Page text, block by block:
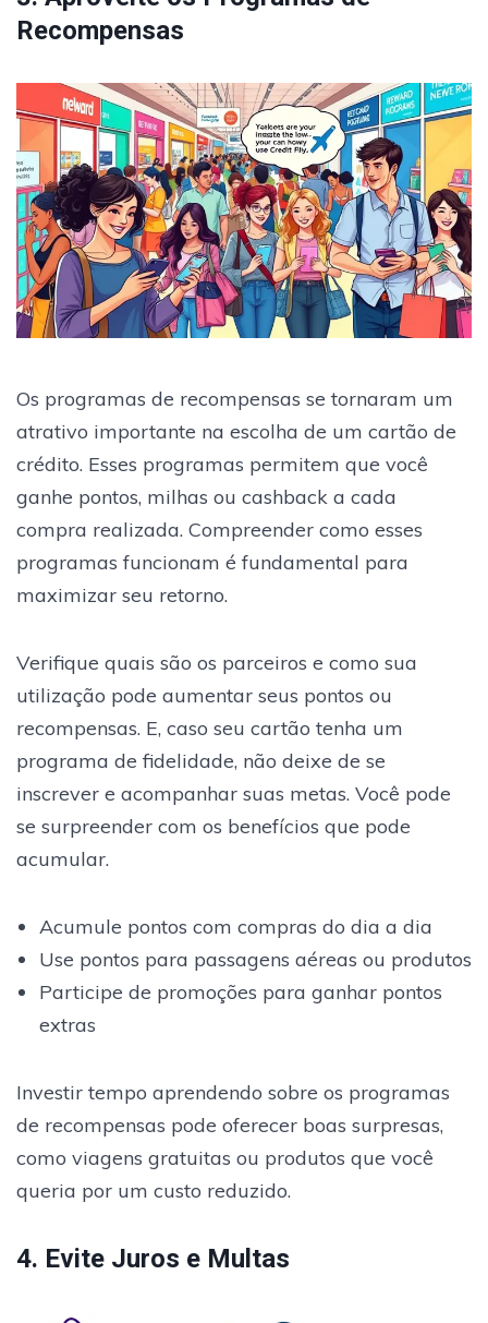
Recompensas
Os programas de recompensas se tornaram um
atrativo importante na escolha de um cartão de
crédito. Esses programas permitem que você
ganhe pontos, milhas ou cashback a cada
compra realizada. Compreender como esses
programas funcionam é fundamental para
maximizar seu retorno.
Verifique quais são os parceiros e como sua
utilização pode aumentar seus pontos ou
recompensas. E, caso seu cartão tenha um
programa de fidelidade, não deixe de se
inscrever e acompanhar suas metas. Você pode
se surpreender com os benefícios que pode
acumular.
Acumule pontos com compras do dia a dia
Use pontos para passagens aéreas ou produtos
Participe de promoções para ganhar pontos
extras
Investir tempo aprendendo sobre os programas
de recompensas pode oferecer boas surpresas,
como viagens gratuitas ou produtos que você
queria por um custo reduzido.
4. Evite Juros e Multas